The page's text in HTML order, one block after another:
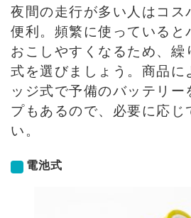
夜間の走行が多い人はコス
便利。頻繁に使っていると
おこしやすくなるため、
式を選びましょう。商品に
ッジ式で予備のバッテリー
プもあるので、必要に応じ
い。
電池式